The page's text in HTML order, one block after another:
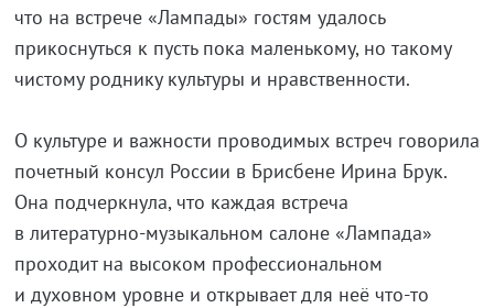
что на встрече «Лампады» гостям удалось
прикоснуться к пусть пока маленькому, но такому
чистому роднику культуры и нравственности.
О культуре и важности проводимых встреч говорила
почетный консул России в Брисбене Ирина Брук.
Она подчеркнула, что каждая встреча
в литературно-музыкальном салоне «Лампада»
проходит на высоком профессиональном
и духовном уровне и открывает для неё что-то